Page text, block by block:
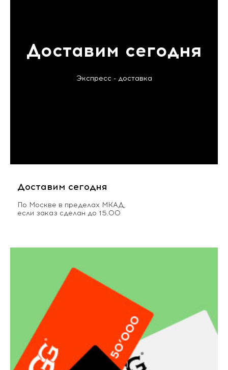
Доставим сегодня
Экспресс - доставка
Доставим сегодня
По Москве в пределах МКАД,
если заказ сделан до 15.00